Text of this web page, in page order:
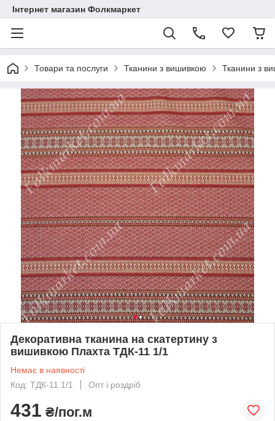
Інтернет магазин Фолкмаркет
Товари та послуги Тканини з вишивкою Тканини з
Декоративна тканина на скатертину з
вишивкою Плахта ТДК-11 1/1
Немає в наявності
Код: ТДК-11 1/1
Опт і роздріб
431 ₴/пог.м